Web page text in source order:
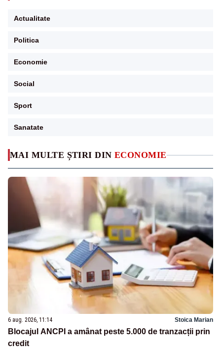
MAI MULTE ȘTIRI DIN ECONOMIE
6 aug. 2026, 11:14 Stoica Marian
Blocajul ANCPI a amânat peste 5.000 de tranzacții prin
credit
Actualitate
Politica
Economie
Social
Sport
Sanatate